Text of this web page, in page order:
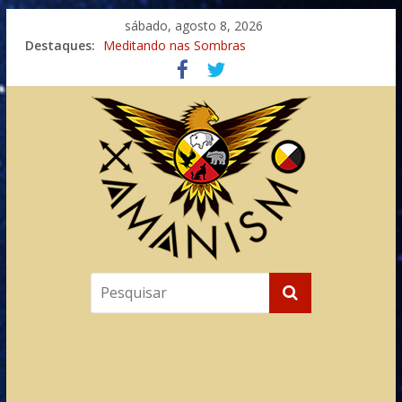
sábado, agosto 8, 2026
Destaques: Meditando nas Sombras
Autosuficiência: A Jornada do Espírito Ancestral
Xamanismo Universal
Totens – Caminho Espiritual – Crescimento
Imaginação na Cura